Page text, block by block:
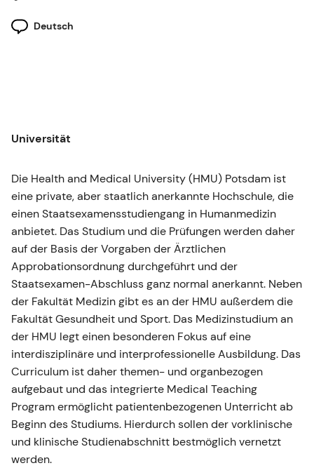
Deutsch
Universität
Die Health and Medical University (HMU) Potsdam ist
eine private, aber staatlich anerkannte Hochschule, die
einen Staatsexamensstudiengang in Humanmedizin
anbietet. Das Studium und die Prüfungen werden daher
auf der Basis der Vorgaben der Ärztlichen
Approbationsordnung durchgeführt und der
Staatsexamen-Abschluss ganz normal anerkannt. Neben
der Fakultät Medizin gibt es an der HMU außerdem die
Fakultät Gesundheit und Sport. Das Medizinstudium an
der HMU legt einen besonderen Fokus auf eine
interdisziplinäre und interprofessionelle Ausbildung. Das
Curriculum ist daher themen- und organbezogen
aufgebaut und das integrierte Medical Teaching
Program ermöglicht patientenbezogenen Unterricht ab
Beginn des Studiums. Hierdurch sollen der vorklinische
und klinische Studienabschnitt bestmöglich vernetzt
werden.